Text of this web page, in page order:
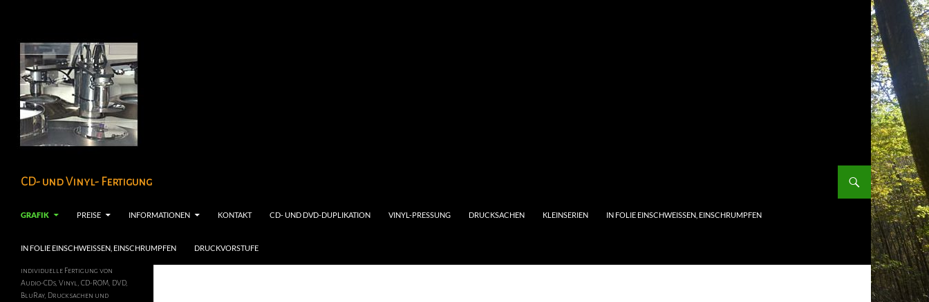
springen
CD- und Vinyl- Fertigung
GRAFIK PREISE INFORMATIONEN KONTAKT CD- UND DVD-DUPLIKATION VINYL-PRESSUNG DRUCKSACHEN KLEINSERIEN IN FOLIE EINSCHWEISSEN, EINSCHRUMPFEN
IN FOLIE EINSCHWEISSEN, EINSCHRUMPFEN DRUCKVORSTUFE
individuelle Fertigung von
Audio-CDs, Vinyl, CD-ROM, DVD,
BluRay, Drucksachen und